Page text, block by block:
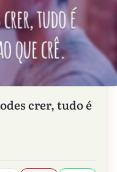
crer, tudo é